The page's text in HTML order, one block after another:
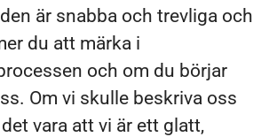
är snabba och trevliga och
du att märka i
och om du börjar
Om vi skulle beskriva oss
vara att vi är ett glatt,